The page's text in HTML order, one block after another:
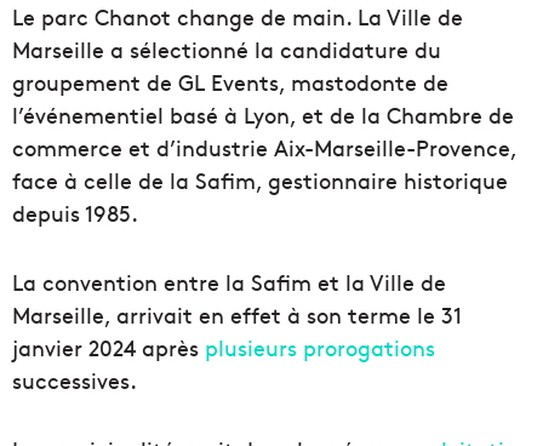
Le parc Chanot change de main. La Ville de
Marseille a sélectionné la candidature du
groupement de GL Events, mastodonte de
l’événementiel basé à Lyon, et de la Chambre de
commerce et d’industrie Aix-Marseille-Provence,
face à celle de la Safim, gestionnaire historique
depuis 1985.
La convention entre la Safim et la Ville de
Marseille, arrivait en effet à son terme le 31
janvier 2024 après plusieurs prorogations
successives.